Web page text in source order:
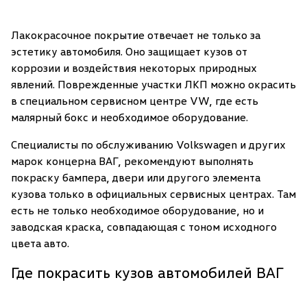
Лакокрасочное покрытие отвечает не только за
эстетику автомобиля. Оно защищает кузов от
коррозии и воздействия некоторых природных
явлений. Поврежденные участки ЛКП можно окрасить
в специальном сервисном центре VW, где есть
малярный бокс и необходимое оборудование.
Специалисты по обслуживанию Volkswagen и других
марок концерна ВАГ, рекомендуют выполнять
покраску бампера, двери или другого элемента
кузова только в официальных сервисных центрах. Там
есть не только необходимое оборудование, но и
заводская краска, совпадающая с тоном исходного
цвета авто.
Где покрасить кузов автомобилей ВАГ